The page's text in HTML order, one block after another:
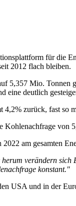
für die
2012 flach bleiben.
5,357 Mio. Tonnen
eine deutlich
zurück, fast
von
am gesamten
verändern sich
konstant."
USA und in der